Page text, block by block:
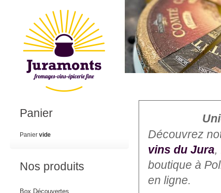
Découvrez
vins du Jura,
boutique à
en ligne.
Panier
Panier vide
Nos produits
Box Découvertes